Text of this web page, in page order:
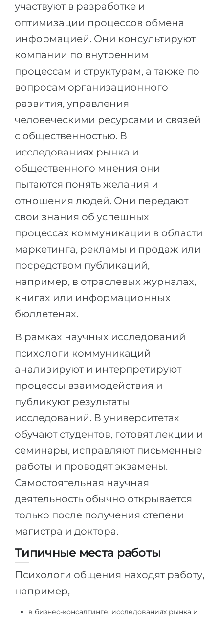
Примеры вакансий
КАРЬЕРНОЕ ОРИЕНТИРОВАНИЕ
Тест RIASEC
Успехна
100%
Наши студенты успешно поступают
Физика
Менеджмент
Другая специальность
Казахстан
Азербайджан
Армения
Беларусь
Другая страна
ЗАПИСАТЬСЯ НА КОНСУЛЬТАЦИЮ
участвуют в разработке и
оптимизации процессов обмена
информацией. Они консультируют
компании по внутренним
процессам и структурам, а также по
вопросам организационного
развития, управления
человеческими ресурсами и связей
с общественностью. В
исследованиях рынка и
общественного мнения они
пытаются понять желания и
отношения людей. Они передают
свои знания об успешных
процессах коммуникации в области
маркетинга, рекламы и продаж или
посредством публикаций,
например, в отраслевых журналах,
книгах или информационных
бюллетенях.
В рамках научных исследований
психологи коммуникаций
анализируют и интерпретируют
процессы взаимодействия и
публикуют результаты
исследований. В университетах
обучают студентов, готовят лекции и
семинары, исправляют письменные
работы и проводят экзамены.
Самостоятельная научная
деятельность обычно открывается
только после получения степени
магистра и доктора.
Типичные места работы
Психологи общения находят работу,
например,
в бизнес-консалтинге, исследованиях рынка и